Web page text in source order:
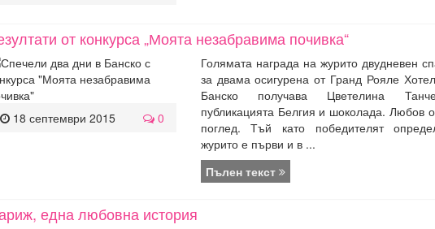
от конкурса „Моята незабравима почивка“
18 септември 2015 0
Голямата награда на журито двудневен
за двама осигурена от Гранд Рояле
Банско получава Цветелина
публикацията Белгия и шоколада. Любов
поглед. Тъй като победителят
журито е първи и в ...
Пълен текст
една любовна история